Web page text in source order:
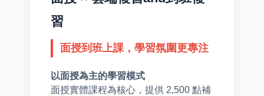
習
面授到班上課，學習氛圍更專注
以面授為主的學習模式
面授實體課程為核心，提供 2,500 點補